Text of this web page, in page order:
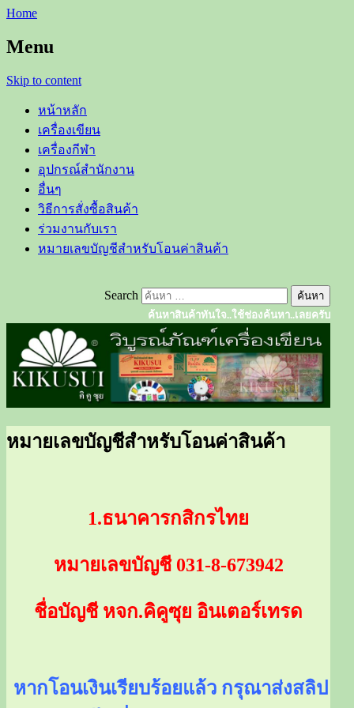
Home
Menu
Skip to content
หน้าหลัก
เครื่องเขียน
เครื่องกีฬา
อุปกรณ์สำนักงาน
อื่นๆ
วิธีการสั่งซื้อสินค้า
ร่วมงานกับเรา
หมายเลขบัญชีสำหรับโอนค่าสินค้า
Search
ค้นหาสินค้าทันใจ..ใช้ช่องค้นหา..เลยครับ
ขายส่งเครื่องเขียน อุปกรณ์
สำนักงาน เครื่องกีฬา ราคาถูก
ขายส่งเครื่องเขียนราคาถูก, อุปกรณ์
สำนักงาน, เครื่องกีฬา
หมายเลขบัญชีสำหรับโอนค่าสินค้า
1.ธนาคารกสิกรไทย
หมายเลขบัญชี 031-8-673942
ชื่อบัญชี หจก.คิคูซุย อินเตอร์เทรด
หากโอนเงินเรียบร้อยแล้ว กรุณาส่งสลิป